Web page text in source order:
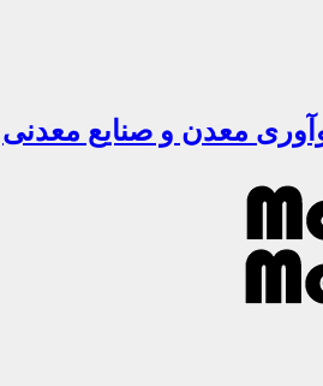
معدن و صنایع معدنی